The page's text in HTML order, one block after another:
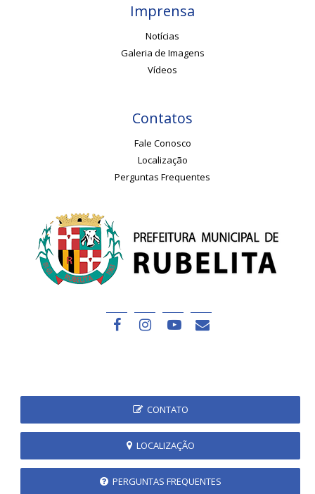
Imprensa
Notícias
Galeria de Imagens
Vídeos
Contatos
Fale Conosco
Localização
Perguntas Frequentes
CONTATO
LOCALIZAÇÃO
PERGUNTAS FREQUENTES